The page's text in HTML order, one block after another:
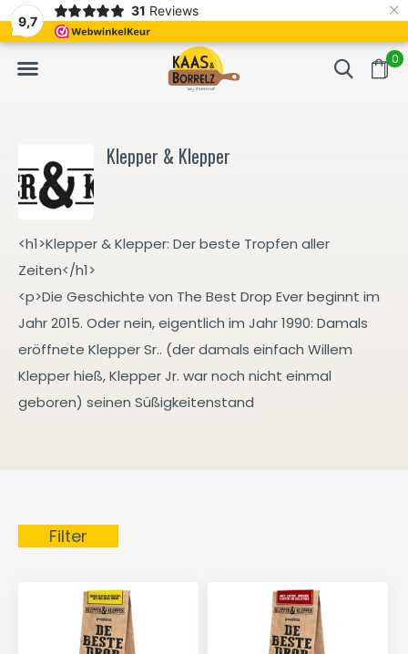
9,7
31 Reviews ×
0
Meistens Lieferung innerhalb von 3 Tagen Gratis
Klepper & Klepper
<h1>Klepper & Klepper: Der beste Tropfen aller
Zeiten</h1>
<p>Die Geschichte von The Best Drop Ever beginnt im
Jahr 2015. Oder nein, eigentlich im Jahr 1990: Damals
eröffnete Klepper Sr.. (der damals einfach Willem
Klepper hieß, Klepper Jr. war noch nicht einmal
geboren) seinen Süßigkeitenstand
Filter